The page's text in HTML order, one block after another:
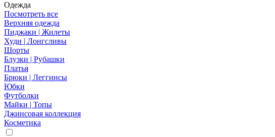
Одежда
Посмотреть все
Верхняя одежда
Пиджаки | Жилеты
Худи | Лонгсливы
Шорты
Блузки | Рубашки
Платья
Брюки | Леггинсы
Юбки
Футболки
Майки | Топы
Джинсовая коллекция
Косметика